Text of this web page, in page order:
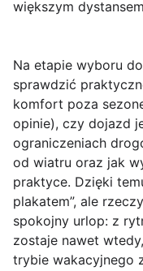
większym
Na etapie wyboru
sprawdzić
komfort poza
opinie), czy dojazd
ograniczeniach
od wiatru oraz jak
praktyce. Dzięki
plakatem”, ale
spokojny urlop: z
zostaje nawet
trybie wakacyjnego